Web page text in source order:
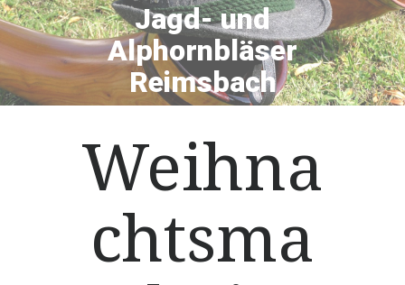
Jagd- und
Alphornbläser
Reimsbach
Weihna
chtsma